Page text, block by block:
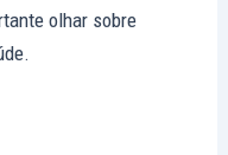
olhar sobre